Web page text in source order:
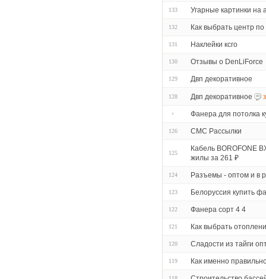
133 Угарные картинки на
132 Как выбрать центр
131 Наклейки ксго
130 Отзывы о DenLiForce
129 Двп декоративное
128 Двп декоративное 3
Фанера для потолка
126 СМС Рассылки
125
Кабель BOROFONE
жилы за 261 ₽
124 Разъемы - оптом и в
123 Белоруссия купить
122 Фанера сорт 4 4
121 Как выбрать
120 Сладости из тайги
119 Как именно